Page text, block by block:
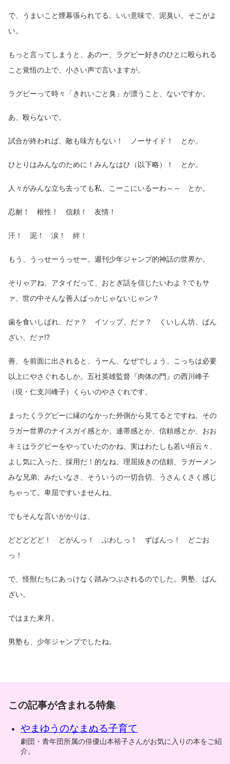
で、うまいこと煙幕張られてる。いい意味で、泥臭い。そこがよ
い。
もっと言ってしまうと、あのー、ラグビー好きのひとに殴られる
こと覚悟の上で、小さい声で言いますが。
ラグビーって時々「きれいごと臭」が漂うこと、ないですか。
あ、殴らないで。
試合が終われば、敵も味方もない！ ノーサイド！ とか。
ひとりはみんなのために！みんなはひ（以下略）！ とか。
人々がみんな立ち去っても私、こーこにいるーわ～～ とか。
忍耐！ 根性！ 信頼！ 友情！
汗！ 泥！ 涙！ 絆！
もう、うっせーうっせー。週刊少年ジャンプ的神話の世界か。
そりゃアね、アタイだって、おとぎ話を信じたいわよ？でもサ
ァ、世の中そんな善人ばっかじゃないじゃン？
歯を食いしばれ、だァ？ イソップ、だァ？ くいしん坊、ばん
ざい、だァ!?
善、を前面に出されると、うーん、なぜでしょう、こっちは必要
以上にやさぐれるしか。五社英雄監督『肉体の門』の西川峰子
（現・仁支川峰子）くらいのやさぐれです。
まったくラグビーに縁のなかった外側から見てるとですね、その
ラガー世界のナイスガイ感とか、連帯感とか、信頼感とか、おお
キミはラグビーをやっていたのかね、実はわたしも若い頃云々、
よし気に入った、採用だ！的なね、理屈抜きの信頼、ラガーメン
みな兄弟、みたいなさ、そういうの一切合切、うさんくさく感じ
ちゃって。卑屈ですいませんね。
でもそんな言いがかりは、
どどどどど！ どがんっ！ ぶわしっ！ ずばんっ！ どごお
っ！
で、怪獣たちにあっけなく踏みつぶされるのでした。男塾、ばん
ざい。
ではまた来月。
男塾も、少年ジャンプでしたね。
この記事が含まれる特集
やまゆうのなまぬる子育て
劇団・青年団所属の俳優山本裕子さんがお気に入りの本をご紹
介。